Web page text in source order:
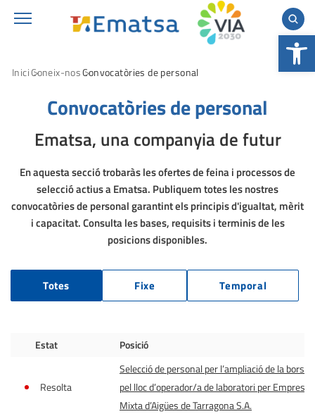
Obre la
IniciConeix-nosConvocatòries de personal
Convocatòries de personal
Ematsa, una companyia de futur
En aquesta secció trobaràs les ofertes de feina i processos de
selecció actius a Ematsa. Publiquem totes les nostres
convocatòries de personal garantint els principis d'igualtat, mèrit
i capacitat. Consulta les bases, requisits i terminis de les
posicions disponibles.
Totes Fixe Temporal
Estat Posició
Resolta
Selecció de personal per l’ampliació de la borsa
pel lloc d’operador/a de laboratori per Empresa
Mixta d’Aigües de Tarragona S.A.